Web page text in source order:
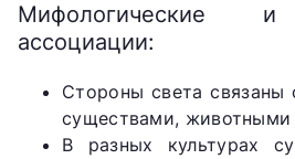
Мифологические и
ассоциации:
Стороны света связаны
существами,
В разных культурах